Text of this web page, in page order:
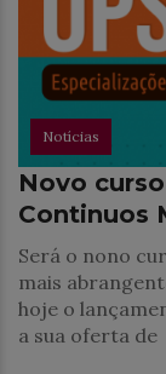
Notícias
Novo
Continuos
Será o nono
mais
hoje o
a sua oferta de